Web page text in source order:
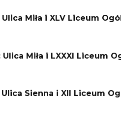
Miła i XLV Liceum
Ulica Miła i LXXXI Liceum
Ulica Sienna i XII Liceum